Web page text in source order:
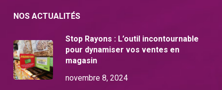
NOS ACTUALITÉS
Stop Rayons : L’outil incontournable
pour dynamiser vos ventes en
magasin
novembre 8, 2024